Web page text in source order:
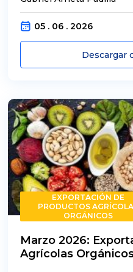
05 . 06 . 2026
Descargar
EXPORTACIÓN DE
PRODUCTOS
ORGÁNICOS
Marzo 2026:
Agrícolas